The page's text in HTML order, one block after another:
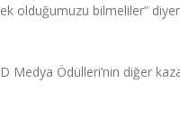
olduğumuzu bilmeliler”
Medya Ödülleri’nin diğer